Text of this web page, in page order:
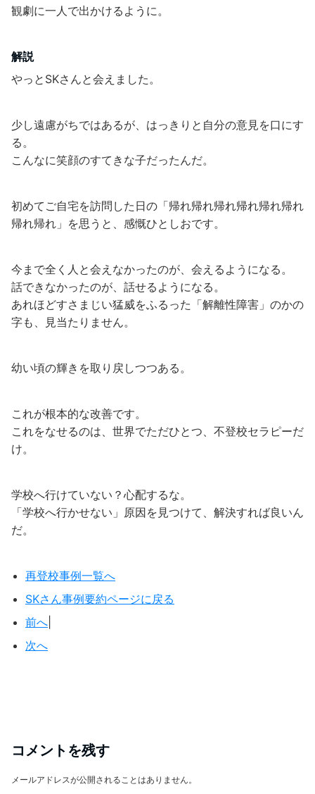
観劇に一人で出かけるように。
解説
やっとSKさんと会えました。
少し遠慮がちではあるが、はっきりと自分の意見を口にす
る。
こんなに笑顔のすてきな子だったんだ。
初めてご自宅を訪問した日の「帰れ帰れ帰れ帰れ帰れ帰れ
帰れ帰れ」を思うと、感慨ひとしおです。
今まで全く人と会えなかったのが、会えるようになる。
話できなかったのが、話せるようになる。
あれほどすさまじい猛威をふるった「解離性障害」のかの
字も、見当たりません。
幼い頃の輝きを取り戻しつつある。
これが根本的な改善です。
これをなせるのは、世界でただひとつ、不登校セラピーだ
け。
学校へ行けていない？心配するな。
「学校へ行かせない」原因を見つけて、解決すれば良いん
だ。
再登校事例一覧へ
SKさん事例要約ページに戻る
前へ
次へ
コメントを残す
メールアドレスが公開されることはありません。